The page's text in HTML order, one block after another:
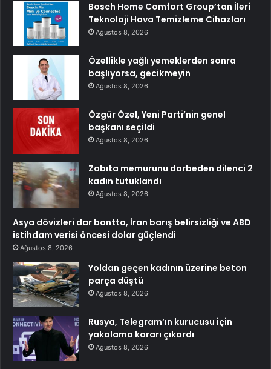
Bosch Home Comfort Group’tan İleri
Teknoloji Hava Temizleme Cihazları
Ağustos 8, 2026
Özellikle yağlı yemeklerden sonra
başlıyorsa, gecikmeyin
Ağustos 8, 2026
Özgür Özel, Yeni Parti’nin genel
başkanı seçildi
Ağustos 8, 2026
Zabıta memurunu darbeden dilenci 2
kadın tutuklandı
Ağustos 8, 2026
Asya dövizleri dar bantta, İran barış belirsizliği ve ABD
istihdam verisi öncesi dolar güçlendi
Ağustos 8, 2026
Yoldan geçen kadının üzerine beton
parça düştü
Ağustos 8, 2026
Rusya, Telegram’ın kurucusu için
yakalama kararı çıkardı
Ağustos 8, 2026